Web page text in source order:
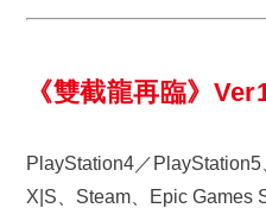
《雙截龍再臨》
PlayStation4／
X|S、Steam、Epic Games